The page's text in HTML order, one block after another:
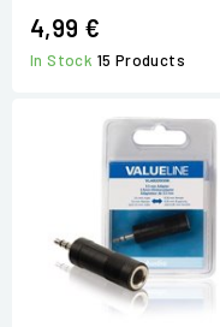
4,99 €
In Stock 15 Products